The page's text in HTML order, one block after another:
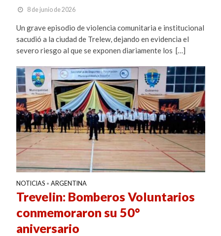
8 de junio de 2026
Un grave episodio de violencia comunitaria e institucional
sacudió a la ciudad de Trelew, dejando en evidencia el
severo riesgo al que se exponen diariamente los […]
NOTICIAS • ARGENTINA
Trevelin: Bomberos Voluntarios
conmemoraron su 50°
aniversario